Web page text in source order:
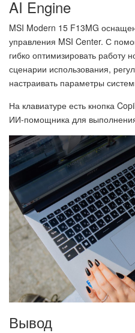
AI Engine
MSI Modern 15 F13MG
управления MSI Center. С
гибко оптимизировать работу
сценарии использования,
настраивать параметры
На клавиатуре есть кнопка
ИИ-помощника для
Вывод